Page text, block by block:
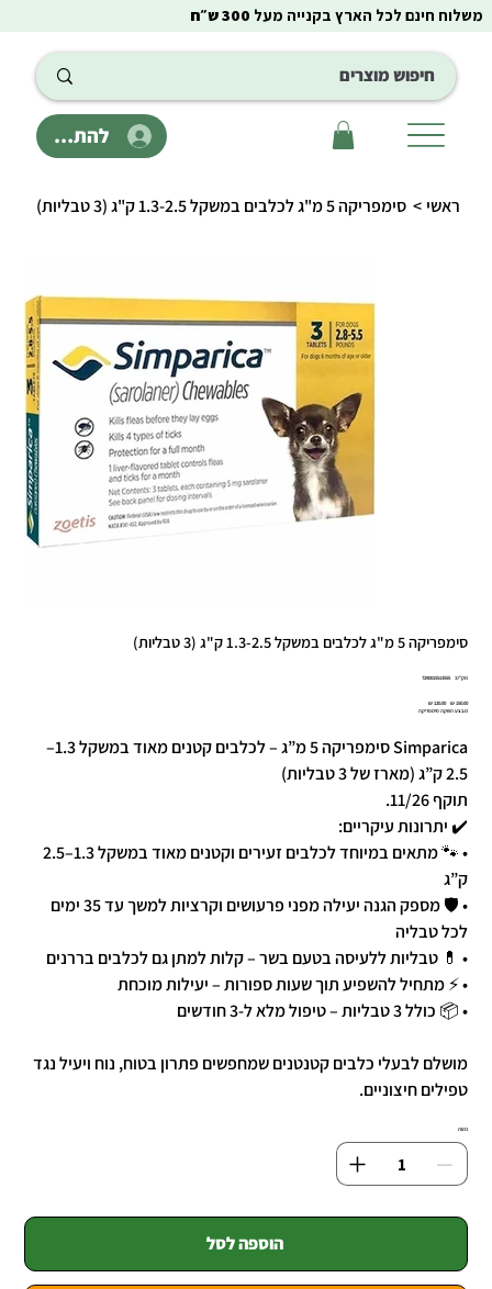
להתחבר
משלוח חינם לכל הארץ בקנייה מעל 300 ש״ח
ראשי > סימפריקה 5 מ"ג לכלבים במשקל 1.3-2.5 ק"ג (3 טבליות)
סימפריקה 5 מ"ג לכלבים במשקל 1.3-2.5 ק"ג (3 טבליות)
מק"ט:
מק"ט
7290015513555
מחיר
מקורי
‏150.00 ‏₪
מחיר
מבצע
‏120.00 ‏₪
מבצע השקה סימפריקה
Simparica סימפריקה 5 מ”ג – לכלבים קטנים מאוד במשקל 1.3–
2.5 ק”ג (מארז של 3 טבליות)
תוקף 11/26.
✔️ יתרונות עיקריים:
• 🐾 מתאים במיוחד לכלבים זעירים וקטנים מאוד במשקל 1.3–2.5
ק”ג
• 🛡️ מספק הגנה יעילה מפני פרעושים וקרציות למשך עד 35 ימים
לכל טבליה
• 💊 טבליות ללעיסה בטעם בשר – קלות למתן גם לכלבים בררנים
• ⚡ מתחיל להשפיע תוך שעות ספורות – יעילות מוכחת
• 📦 כולל 3 טבליות – טיפול מלא ל-3 חודשים
מושלם לבעלי כלבים קטנטנים שמחפשים פתרון בטוח, נוח ויעיל נגד
טפילים חיצוניים.
כמות
הוספה לסל